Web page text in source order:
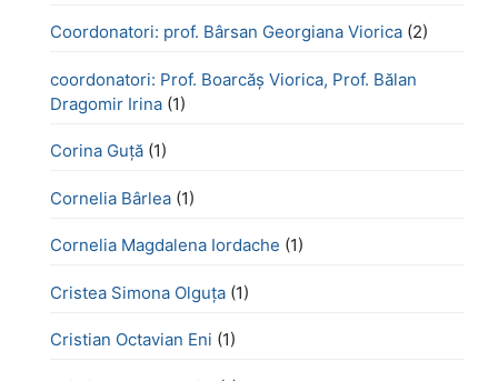
Coordonatori: prof. Bârsan Georgiana Viorica (2)
coordonatori: Prof. Boarcăș Viorica, Prof. Bălan
Dragomir Irina (1)
Corina Guță (1)
Cornelia Bârlea (1)
Cornelia Magdalena Iordache (1)
Cristea Simona Olguța (1)
Cristian Octavian Eni (1)